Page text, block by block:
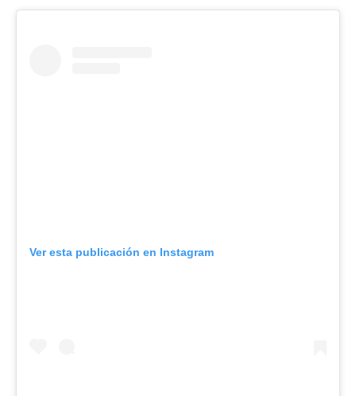
Ver esta publicación en Instagram